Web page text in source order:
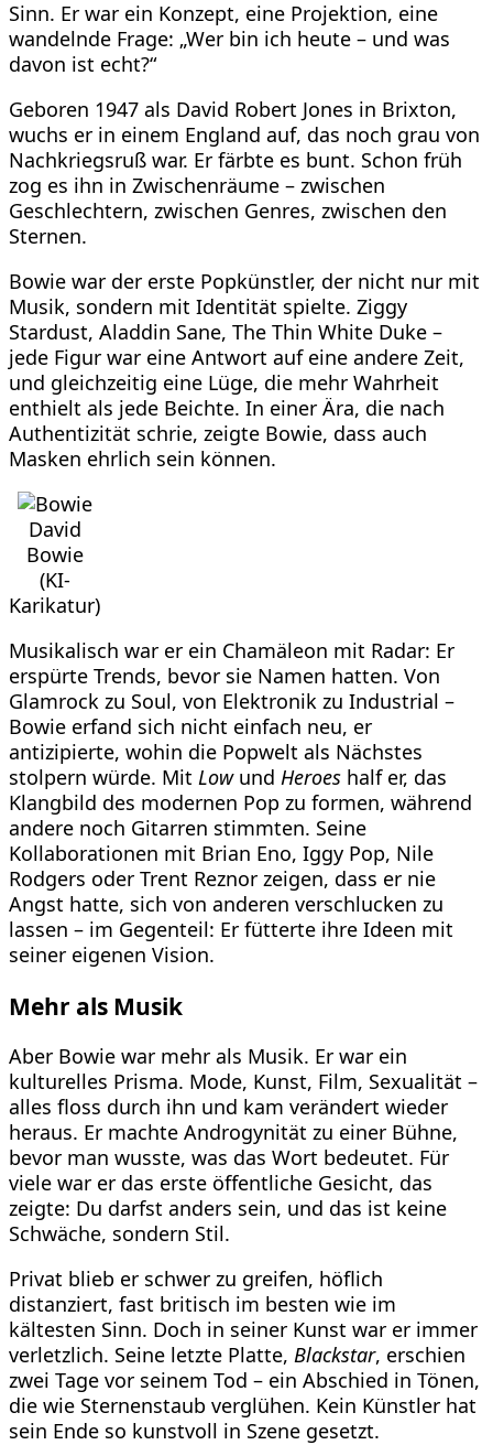
Sinn. Er war ein Konzept, eine Projektion, eine
wandelnde Frage: „Wer bin ich heute – und was
davon ist echt?“
Geboren 1947 als David Robert Jones in Brixton,
wuchs er in einem England auf, das noch grau von
Nachkriegsruß war. Er färbte es bunt. Schon früh
zog es ihn in Zwischenräume – zwischen
Geschlechtern, zwischen Genres, zwischen den
Sternen.
Bowie war der erste Popkünstler, der nicht nur mit
Musik, sondern mit Identität spielte. Ziggy
Stardust, Aladdin Sane, The Thin White Duke –
jede Figur war eine Antwort auf eine andere Zeit,
und gleichzeitig eine Lüge, die mehr Wahrheit
enthielt als jede Beichte. In einer Ära, die nach
Authentizität schrie, zeigte Bowie, dass auch
Masken ehrlich sein können.
David
Bowie
(KI-
Karikatur)
Musikalisch war er ein Chamäleon mit Radar: Er
erspürte Trends, bevor sie Namen hatten. Von
Glamrock zu Soul, von Elektronik zu Industrial –
Bowie erfand sich nicht einfach neu, er
antizipierte, wohin die Popwelt als Nächstes
stolpern würde. Mit Lowund Heroes half er, das
Klangbild des modernen Pop zu formen, während
andere noch Gitarren stimmten. Seine
Kollaborationen mit Brian Eno, Iggy Pop, Nile
Rodgers oder Trent Reznor zeigen, dass er nie
Angst hatte, sich von anderen verschlucken zu
lassen – im Gegenteil: Er fütterte ihre Ideen mit
seiner eigenen Vision.
Mehr als Musik
Aber Bowie war mehr als Musik. Er war ein
kulturelles Prisma. Mode, Kunst, Film, Sexualität –
alles floss durch ihn und kam verändert wieder
heraus. Er machte Androgynität zu einer Bühne,
bevor man wusste, was das Wort bedeutet. Für
viele war er das erste öffentliche Gesicht, das
zeigte: Du darfst anders sein, und das ist keine
Schwäche, sondern Stil.
Privat blieb er schwer zu greifen, höflich
distanziert, fast britisch im besten wie im
kältesten Sinn. Doch in seiner Kunst war er immer
verletzlich. Seine letzte Platte, Blackstar, erschien
zwei Tage vor seinem Tod – ein Abschied in Tönen,
die wie Sternenstaub verglühen. Kein Künstler hat
sein Ende so kunstvoll in Szene gesetzt.